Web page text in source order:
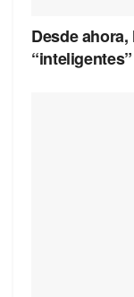
Desde
“inteligentes”